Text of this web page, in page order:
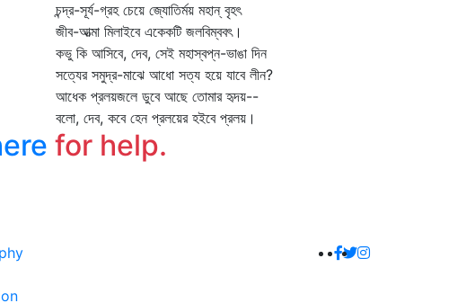
চন্দ্র-সূর্য-গ্রহ চেয়ে জ্যোতির্ময় মহান্‌ বৃহৎ
জীব-আত্মা মিলাইবে একেকটি জলবিম্ববৎ।
কভু কি আসিবে, দেব, সেই মহাস্বপ্ন-ভাঙা দিন
সত্যের সমুদ্র-মাঝে আধো সত্য হয়ে যাবে লীন?
আধেক প্রলয়জলে ডুবে আছে তোমার হৃদয়--
বলো, দেব, কবে হেন প্রলয়ের হইবে প্রলয়।
for help.